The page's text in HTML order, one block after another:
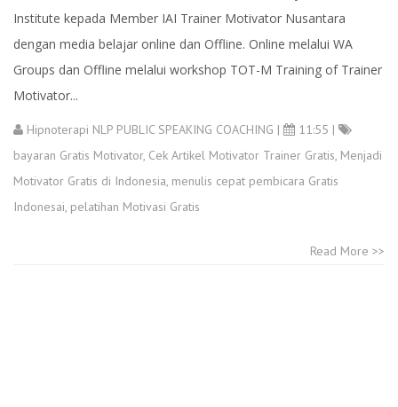
Institute kepada Member IAI Trainer Motivator Nusantara
dengan media belajar online dan Offline. Online melalui WA
Groups dan Offline melalui workshop TOT-M Training of Trainer
Motivator...
Hipnoterapi NLP PUBLIC SPEAKING COACHING |
11:55 |
bayaran Gratis Motivator, Cek Artikel Motivator Trainer Gratis, Menjadi
Motivator Gratis di Indonesia, menulis cepat pembicara Gratis
Indonesai, pelatihan Motivasi Gratis
Read More >>